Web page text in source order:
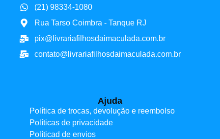
(21) 98334-1080
Rua Tarso Coimbra - Tanque RJ
pix@livrariafilhosdaimaculada.com.br
contato@livrariafilhosdaimaculada.com.br
Ajuda
Política de trocas, devolução e reembolso
Políticas de privacidade
Políticad de envios